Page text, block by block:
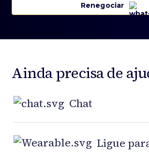
Renegociar
Ainda precisa de
Chat
Ligue